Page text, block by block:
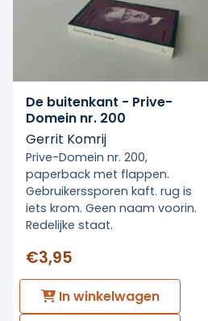
De buitenkant - Prive-
Domein nr. 200
Gerrit Komrij
Prive-Domein nr. 200,
paperback met flappen.
Gebruikerssporen kaft. rug is
iets krom. Geen naam voorin.
Redelijke staat.
€3,95
In winkelwagen